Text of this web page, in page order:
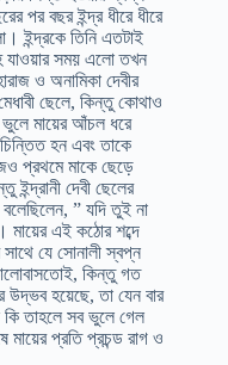
পর বছর ইন্দ্র ধীরে ধীরে
ইন্দ্রকে তিনি এতটাই
যাওয়ার সময় এলো তখন
ও অনামিকা দেবীর
ছেলে, কিন্তু কোথাও
ভুলে মায়ের আঁচল ধরে
হন এবং তাকে
প্রথমে মাকে ছেড়ে
দেবী ছেলের
” যদি তুই না
এই কঠোর শব্দে
যে সোনালী স্বপ্ন
কিন্তু গত
উদ্ভব হয়েছে, তা যেন বার
কি তাহলে সব ভুলে গেল
প্রতি প্রচন্ড রাগ ও